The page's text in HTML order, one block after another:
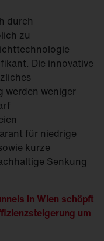
durch
zu
Die innovative
werden weniger
für niedrige
kurze
Senkung
in Wien schöpft
um